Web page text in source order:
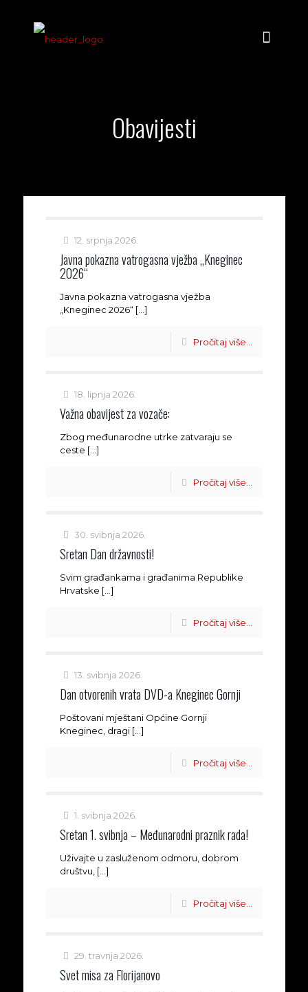
Obavijesti
12. srpnja 2026.
Javna pokazna vatrogasna vježba „Kneginec
2026“
Javna pokazna vatrogasna vježba
„Kneginec 2026“ […]
Pročitaj više...
18. lipnja 2026.
Važna obavijest za vozače:
Zbog međunarodne utrke zatvaraju se
ceste […]
Pročitaj više...
30. svibnja 2026.
Sretan Dan državnosti!
Svim građankama i građanima Republike
Hrvatske […]
Pročitaj više...
13. svibnja 2026.
Dan otvorenih vrata DVD-a Kneginec Gornji
Poštovani mještani Općine Gornji
Kneginec, dragi[…]
Pročitaj više...
1. svibnja 2026.
Sretan 1. svibnja – Međunarodni praznik rada!
Uživajte u zasluženom odmoru, dobrom
društvu, […]
Pročitaj više...
29. travnja 2026.
Svet misa za Florijanovo